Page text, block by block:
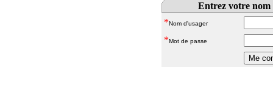
Entrez votre nom
*Nom d'usager
*Mot de passe